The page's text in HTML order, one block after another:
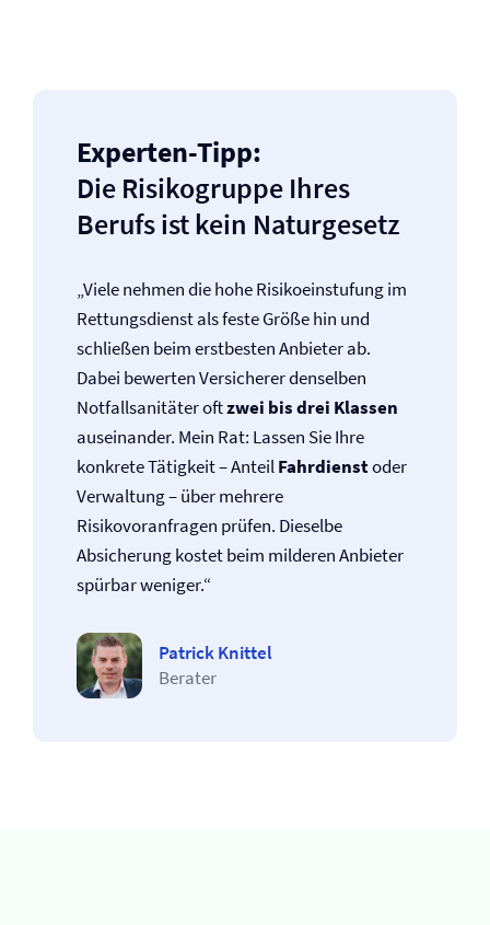
Experten-Tipp:
Die Risikogruppe Ihres
Berufs ist kein Naturgesetz
„Viele nehmen die hohe Risikoeinstufung im
Rettungsdienst als feste Größe hin und
schließen beim erstbesten Anbieter ab.
Dabei bewerten Versicherer denselben
Notfallsanitäter oftzwei bis drei Klassen
auseinander. Mein Rat: Lassen Sie Ihre
konkrete Tätigkeit – AnteilFahrdienstoder
Verwaltung – über mehrere
Risikovoranfragen prüfen. Dieselbe
Absicherung kostet beim milderen Anbieter
spürbar weniger.“
Patrick Knittel
Berater